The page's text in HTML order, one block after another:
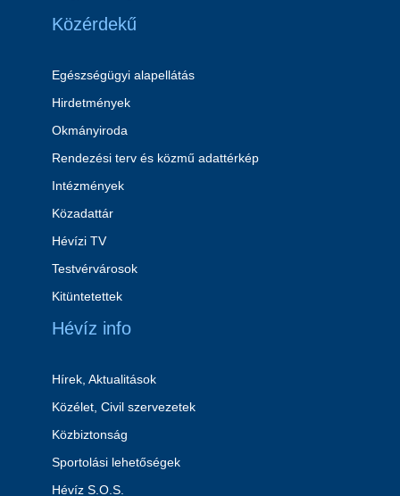
Közérdekű
Egészségügyi alapellátás
Hirdetmények
Okmányiroda
Rendezési terv és közmű adattérkép
Intézmények
Közadattár
Hévízi TV
Testvérvárosok
Kitüntetettek
Hévíz info
Hírek, Aktualitások
Közélet, Civil szervezetek
Közbiztonság
Sportolási lehetőségek
Hévíz S.O.S.